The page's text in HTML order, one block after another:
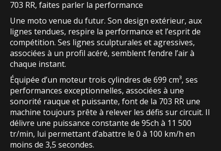
703 RR, faites parler la performance
Une moto venue du futur. Son design extérieur, aux
lignes tendues, respire la performance et l’esprit de
compétition. Ses lignes sculpturales et agressives,
associées à un profil acéré, semblent fendre l’air à
chaque instant.
Équipée d’un moteur trois cylindres de 699 cm³, ses
performances exceptionnelles, associées à une
sonorité rauque et puissante, font de la 703 RR une
machine toujours prête à relever les défis sur circuit. Il
délivre une puissance constante de 95ch à 11 500
tr/min, lui permettant d’abattre le 0 à 100 km/h en
moins de 3,5 secondes.